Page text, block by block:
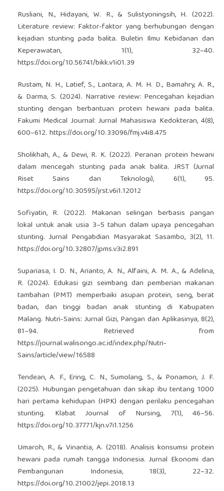
Rusliani, N., Hidayani, W. R., & Sulistyoningsih, H. (2022).
Literature review: Faktor-faktor yang berhubungan dengan
kejadian stunting pada balita. Buletin Ilmu Kebidanan dan
Keperawatan, 1(1), 32–40.
https://doi.org/10.56741/bikk.v1i01.39
Rustam, N. H., Latief, S., Lantara, A. M. H. D., Bamahry, A. R.,
& Darma, S. (2024). Narrative review: Pencegahan kejadian
stunting dengan berbantuan protein hewani pada balita.
Fakumi Medical Journal: Jurnal Mahasiswa Kedokteran, 4(8),
600–612. https://doi.org/10.33096/fmj.v4i8.475
Sholikhah, A., & Dewi, R. K. (2022). Peranan protein hewani
dalam mencegah stunting pada anak balita. JRST (Jurnal
Riset Sains dan Teknologi), 6(1), 95.
https://doi.org/10.30595/jrst.v6i1.12012
Sofiyatin, R. (2022). Makanan selingan berbasis pangan
lokal untuk anak usia 3–5 tahun dalam upaya pencegahan
stunting. Jurnal Pengabdian Masyarakat Sasambo, 3(2), 11.
https://doi.org/10.32807/jpms.v3i2.891
Supariasa, I. D. N., Arianto, A. N., Alfaini, A. M. A., & Adelina,
R. (2024). Edukasi gizi seimbang dan pemberian makanan
tambahan (PMT) memperbaiki asupan protein, seng, berat
badan, dan tinggi badan anak stunting di Kabupaten
Malang. Nutri-Sains: Jurnal Gizi, Pangan dan Aplikasinya, 8(2),
81–94. Retrieved from
https://journal.walisongo.ac.id/index.php/Nutri-
Sains/article/view/16588
Tendean, A. F., Ering, C. N., Sumolang, S., & Ponamon, J. F.
(2025). Hubungan pengetahuan dan sikap ibu tentang 1000
hari pertama kehidupan (HPK) dengan perilaku pencegahan
stunting. Klabat Journal of Nursing, 7(1), 46–56.
https://doi.org/10.37771/kjn.v7i1.1256
Umaroh, R., & Vinantia, A. (2018). Analisis konsumsi protein
hewani pada rumah tangga Indonesia. Jurnal Ekonomi dan
Pembangunan Indonesia, 18(3), 22–32.
https://doi.org/10.21002/jepi.2018.13